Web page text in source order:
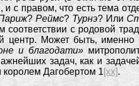
и с правом, что есть тема
? Реймс? Турнэ? Или
соответствии с родовой
центр. Может быть, именно
и благодати»
задач, как и
Дагобертом 1[xx].